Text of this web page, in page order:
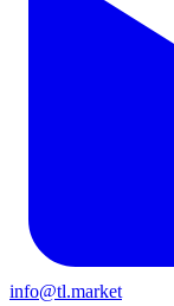
info@tl.market